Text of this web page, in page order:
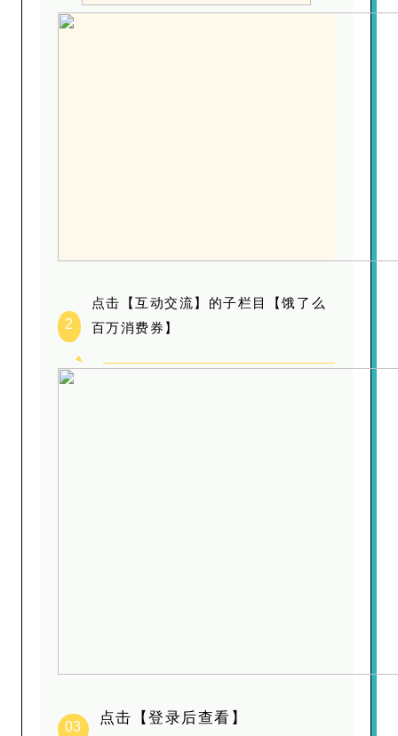
2
点击【互动交流】的子栏目【饿了么
百万消费券】
03
点击【登录后查看】